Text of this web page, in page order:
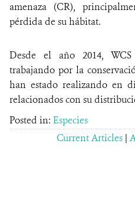
amenaza (CR),
pérdida de su hábitat.
Desde el año 2014,
trabajando por la
han estado realizando en
relacionados con su
Posted in: Especies
Current Articles |